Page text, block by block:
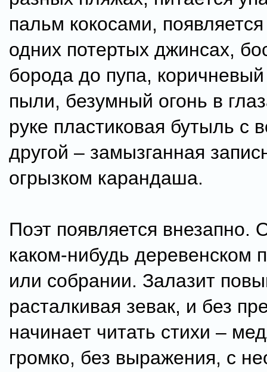
пальм кокосами,
одних потертых джинсах,
борода до пупа, коричневый
пыли, безумный огонь в
руке пластиковая бутыль с
другой – замызганная
огрызком карандаша.
Поэт появляется внезапно.
каком-нибудь деревенском
или собрании. Залазит
расталкивая зевак, и без
начинает читать стихи –
громко, без выражения, с